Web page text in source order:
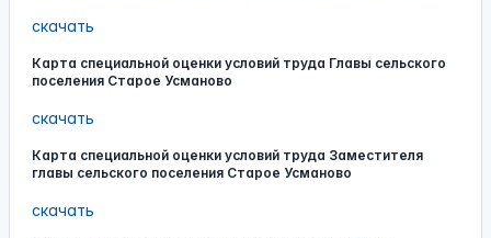
скачать
Карта специальной оценки условий труда Главы сельского
поселения Старое Усманово
скачать
Карта специальной оценки условий труда Заместителя
главы сельского поселения Старое Усманово
скачать